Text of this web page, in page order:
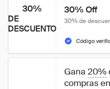
30%
DE
DESCUENTO
30% Off
30% de
Código
Gana 20%
compras